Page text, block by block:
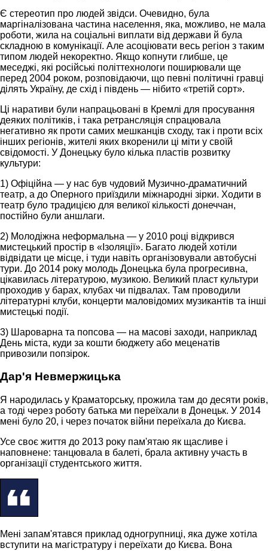
Є стереотип про людей звідси. Очевидно, була
маргіналізована частина населення, яка, можливо, не мала
роботи, жила на соціальні виплати від держави й була
складною в комунікації. Але асоціювати весь регіон з таким
типом людей некоректно. Якщо копнути глибше, це
меседжі, які російські політтехнологи поширювали ще
перед 2004 роком, розповідаючи, що певні політичні гравці
ділять Україну, де схід і південь — нібито «третій сорт».
Ці наративи були напрацьовані в Кремлі для просування
деяких політиків, і така ретрансляція спрацювала
негативно як проти самих мешканців сходу, так і проти всіх
інших регіонів, жителі яких вкоренили ці міти у своїй
свідомості. У Донецьку було кілька пластів розвитку
культури:
1) Офіційна — у нас був чудовий Музично-драматичний
театр, а до Оперного приїздили міжнародні зірки. Ходити в
театр було традицією для великої кількості донеччан,
постійно були аншлаги.
2) Молодіжна неформальна — у 2010 році відкрився
мистецький простір в «Ізоляції». Багато людей хотіли
відвідати це місце, і туди навіть організовували автобусні
тури. До 2014 року молодь Донецька була прогресивна,
цікавилась літературою, музикою. Великий пласт культури
проходив у барах, клубах чи підвалах. Там проводили
літературні клуби, концерти маловідомих музикантів та інші
мистецькі події.
3) Шароварна та попсова — на масові заходи, наприклад
День міста, куди за кошти бюджету або меценатів
привозили попзірок.
Дар'я Невмержицька
Я народилась у Краматорську, прожила там до десяти років,
а тоді через роботу батька ми переїхали в Донецьк. У 2014
мені було 20, і через початок війни переїхала до Києва.
Усе своє життя до 2013 року пам'ятаю як щасливе і
наповнене: танцювала в балеті, брала активну участь в
організації студентського життя.
Мені запам'ятався приклад одногрупниці, яка дуже хотіла
вступити на магістратуру і переїхати до Києва. Вона